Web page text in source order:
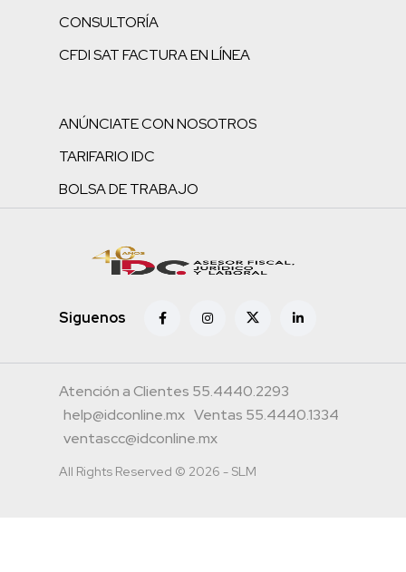
CONSULTORÍA
CFDI SAT FACTURA EN LÍNEA
ANÚNCIATE CON NOSOTROS
TARIFARIO IDC
BOLSA DE TRABAJO
Siguenos
Atención a Clientes 55.4440.2293
help@idconline.mx Ventas 55.4440.1334
ventascc@idconline.mx
All Rights Reserved © 2026 - SLM